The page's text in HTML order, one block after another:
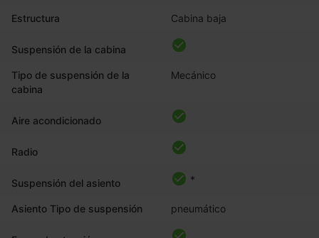
Estructura Cabina baja
Suspensión de la cabina
Tipo de suspensión de la
cabina
Mecánico
Aire acondicionado
Radio
Suspensión del asiento *
Asiento Tipo de suspensión pneumático